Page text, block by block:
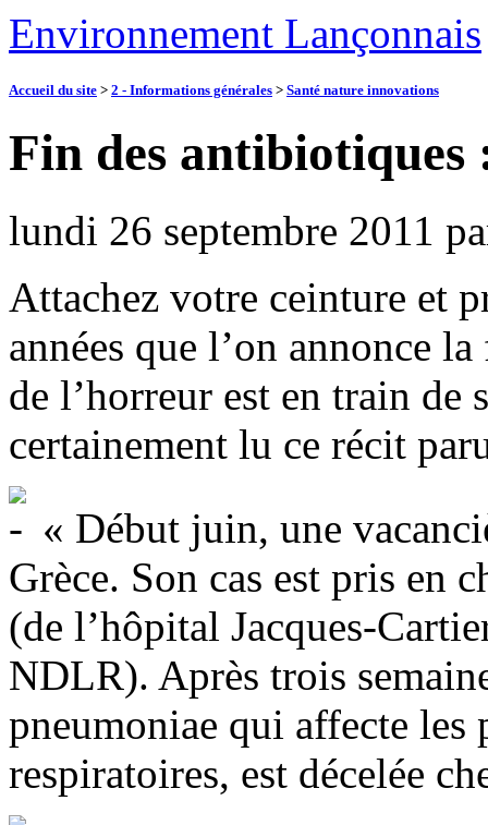
Environnement Lançonnais
Accueil du site > 2 - Informations générales > Santé nature innovations
Fin des antibiotiques
lundi 26 septembre 2011
Attachez votre ceinture et
années que l’on annonce
de l’horreur est en train de
certainement lu ce récit
« Début juin, une
Grèce. Son cas est pris en
(de l’hôpital Jacques-
NDLR). Après trois
pneumoniae qui affecte les
respiratoires, est décelée